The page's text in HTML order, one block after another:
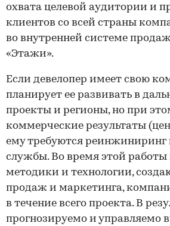
охвата целевой аудитории и
клиентов со всей страны
во внутренней системе
«Этажи».
Если девелопер имеет свою
планирует ее развивать в
проекты и регионы, но при
коммерческие результаты
ему требуются
службы. Во время этой
методики и технологии,
продаж и маркетинга,
в течение всего проекта. В
прогнозируемо и управляемо